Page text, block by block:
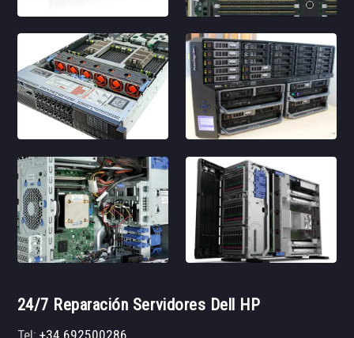
24/7 Reparación Servidores Dell HP
Tel:+34 692500286